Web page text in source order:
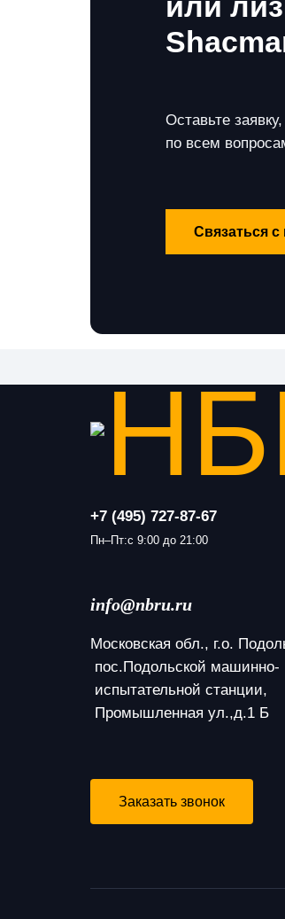
Оставьте
по всем
Связаться с
+7 (495) 727-87-67
Пн–Пт:с 9:00 до 21:00
info@nbru.ru
Московская обл., г.о.
пос.Подольской машинно-
испытательной станции,
Промышленная ул.,д.1 Б
Заказать звонок